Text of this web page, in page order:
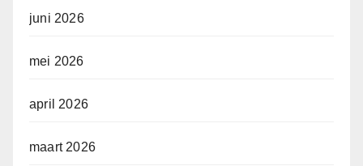
juni 2026
mei 2026
april 2026
maart 2026